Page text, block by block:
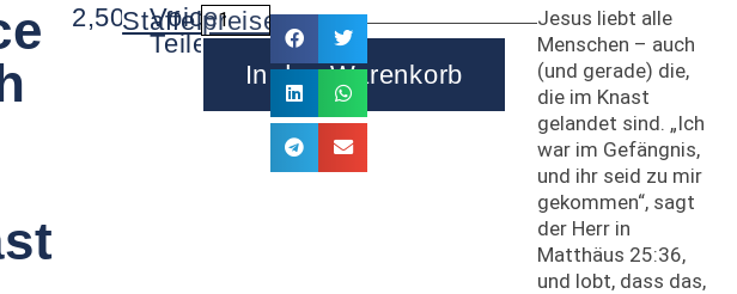
2,50€
Staffelpreise
Voice
Teilen
In den Warenkorb
Jesus liebt alle
Menschen – auch
(und gerade) die,
die im Knast
gelandet sind. „Ich
war im Gefängnis,
und ihr seid zu mir
gekommen“, sagt
der Herr in
Matthäus 25:36,
und lobt, dass das,